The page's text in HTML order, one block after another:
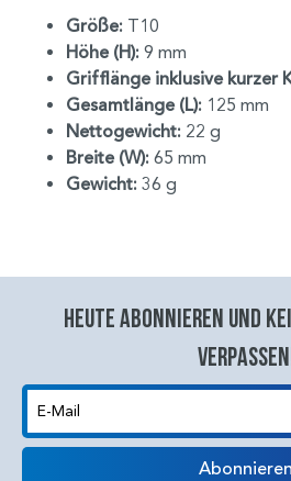
Größe: T10
Höhe (H): 9 mm
Grifflänge inklusive kurzer
Gesamtlänge (L): 125 mm
Nettogewicht: 22 g
Breite (W): 65 mm
Gewicht: 36 g
Heute abonnieren und
E-Mail
Abonnieren